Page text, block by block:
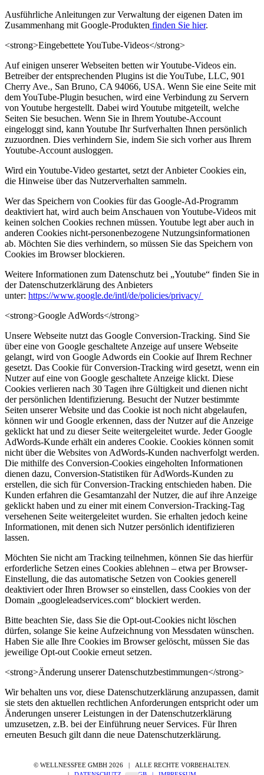
Ausführliche Anleitungen zur Verwaltung der eigenen Daten im
Zusammenhang mit Google-Produkten finden Sie hier.
<strong>Eingebettete YouTube-Videos</strong>
Auf einigen unserer Webseiten betten wir Youtube-Videos ein.
Betreiber der entsprechenden Plugins ist die YouTube, LLC, 901
Cherry Ave., San Bruno, CA 94066, USA. Wenn Sie eine Seite mit
dem YouTube-Plugin besuchen, wird eine Verbindung zu Servern
von Youtube hergestellt. Dabei wird Youtube mitgeteilt, welche
Seiten Sie besuchen. Wenn Sie in Ihrem Youtube-Account
eingeloggt sind, kann Youtube Ihr Surfverhalten Ihnen persönlich
zuzuordnen. Dies verhindern Sie, indem Sie sich vorher aus Ihrem
Youtube-Account ausloggen.
Wird ein Youtube-Video gestartet, setzt der Anbieter Cookies ein,
die Hinweise über das Nutzerverhalten sammeln.
Wer das Speichern von Cookies für das Google-Ad-Programm
deaktiviert hat, wird auch beim Anschauen von Youtube-Videos mit
keinen solchen Cookies rechnen müssen. Youtube legt aber auch in
anderen Cookies nicht-personenbezogene Nutzungsinformationen
ab. Möchten Sie dies verhindern, so müssen Sie das Speichern von
Cookies im Browser blockieren.
Weitere Informationen zum Datenschutz bei „Youtube“ finden Sie in
der Datenschutzerklärung des Anbieters
unter: https://www.google.de/intl/de/policies/privacy/
<strong>Google AdWords</strong>
Unsere Webseite nutzt das Google Conversion-Tracking. Sind Sie
über eine von Google geschaltete Anzeige auf unsere Webseite
gelangt, wird von Google Adwords ein Cookie auf Ihrem Rechner
gesetzt. Das Cookie für Conversion-Tracking wird gesetzt, wenn ein
Nutzer auf eine von Google geschaltete Anzeige klickt. Diese
Cookies verlieren nach 30 Tagen ihre Gültigkeit und dienen nicht
der persönlichen Identifizierung. Besucht der Nutzer bestimmte
Seiten unserer Website und das Cookie ist noch nicht abgelaufen,
können wir und Google erkennen, dass der Nutzer auf die Anzeige
geklickt hat und zu dieser Seite weitergeleitet wurde. Jeder Google
AdWords-Kunde erhält ein anderes Cookie. Cookies können somit
nicht über die Websites von AdWords-Kunden nachverfolgt werden.
Die mithilfe des Conversion-Cookies eingeholten Informationen
dienen dazu, Conversion-Statistiken für AdWords-Kunden zu
erstellen, die sich für Conversion-Tracking entschieden haben. Die
Kunden erfahren die Gesamtanzahl der Nutzer, die auf ihre Anzeige
geklickt haben und zu einer mit einem Conversion-Tracking-Tag
versehenen Seite weitergeleitet wurden. Sie erhalten jedoch keine
Informationen, mit denen sich Nutzer persönlich identifizieren
lassen.
Möchten Sie nicht am Tracking teilnehmen, können Sie das hierfür
erforderliche Setzen eines Cookies ablehnen – etwa per Browser-
Einstellung, die das automatische Setzen von Cookies generell
deaktiviert oder Ihren Browser so einstellen, dass Cookies von der
Domain „googleleadservices.com“ blockiert werden.
Bitte beachten Sie, dass Sie die Opt-out-Cookies nicht löschen
dürfen, solange Sie keine Aufzeichnung von Messdaten wünschen.
Haben Sie alle Ihre Cookies im Browser gelöscht, müssen Sie das
jeweilige Opt-out Cookie erneut setzen.
<strong>Änderung unserer Datenschutzbestimmungen</strong>
Wir behalten uns vor, diese Datenschutzerklärung anzupassen, damit
sie stets den aktuellen rechtlichen Anforderungen entspricht oder um
Änderungen unserer Leistungen in der Datenschutzerklärung
umzusetzen, z.B. bei der Einführung neuer Services. Für Ihren
erneuten Besuch gilt dann die neue Datenschutzerklärung.
© WELLNESSFEE GMBH 2026 | ALLE RECHTE VORBEHALTEN.